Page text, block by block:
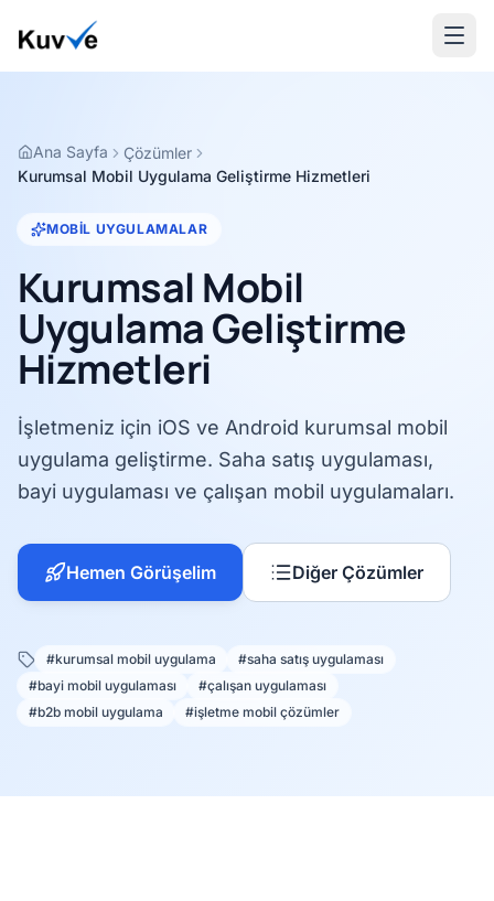
Ana Sayfa
Çözümler
Kurumsal Mobil Uygulama Geliştirme Hizmetleri
MOBIL UYGULAMALAR
Kurumsal Mobil
Uygulama Geliştirme
Hizmetleri
İşletmeniz için iOS ve Android kurumsal mobil
uygulama geliştirme. Saha satış uygulaması,
bayi uygulaması ve çalışan mobil uygulamaları.
Hemen Görüşelim Diğer Çözümler
#kurumsal mobil uygulama
#saha satış uygulaması
#bayi mobil uygulaması
#çalışan uygulaması
#b2b mobil uygulama
#işletme mobil çözümler